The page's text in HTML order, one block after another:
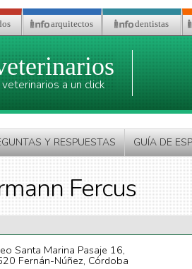
arquitectos dentistas
a un click
Y RESPUESTAS GUÍA DE
Fercus
Santa Marina Pasaje 16,
Fernán-Núñez, Córdoba